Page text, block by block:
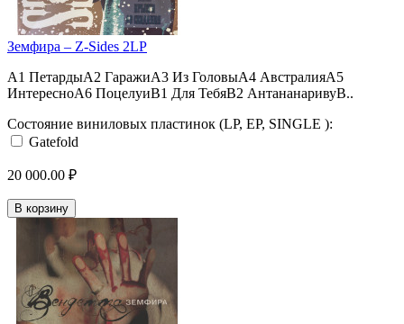
Земфира – Z-Sides 2LP
A1 ПетардыA2 ГаражиA3 Из ГоловыA4 АвстралияA5
ИнтересноA6 ПоцелуиB1 Для ТебяB2 АнтананаривуB..
Состояние виниловых пластинок (LP, EP, SINGLE ):
Gatefold
20 000.00 ₽
В корзину